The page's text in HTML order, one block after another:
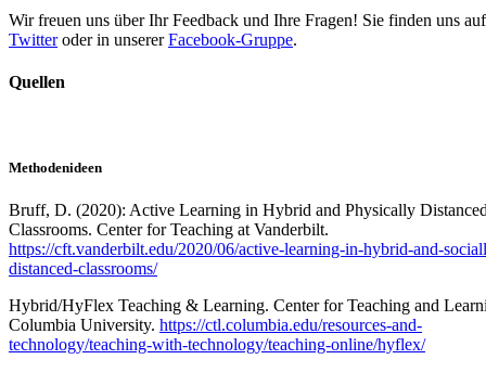
Wir freuen uns über Ihr Feedback und Ihre Fragen! Sie finden uns auf
Twitteroder in unsererFacebook-Gruppe.
Quellen
Methodenideen
Bruff, D. (2020): Active Learning in Hybrid and Physically
Classrooms. Center for Teaching at Vanderbilt.
https://cft.vanderbilt.edu/2020/06/active-learning-in-hybrid-and-
distanced-classrooms/
Hybrid/HyFlex Teaching & Learning. Center for Teaching and
Columbia University. https://ctl.columbia.edu/resources-and-
technology/teaching-with-technology/teaching-online/hyflex/